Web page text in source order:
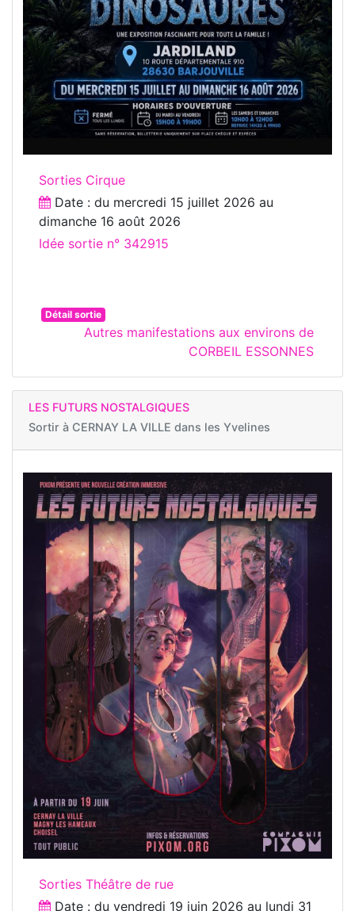
Sorties Cirque
Date : du mercredi 15 juillet 2026 au
dimanche 16 août 2026
Idée sortie n° 342915
Détail sortie
Autres manifestations aux environs de
CORBEIL ESSONNES
LES FUTURS NOSTALGIQUES
Sortir à CERNAY LA VILLE dans les Yvelines
Sorties Théâtre de rue
Date : du vendredi 19 juin 2026 au lundi 31